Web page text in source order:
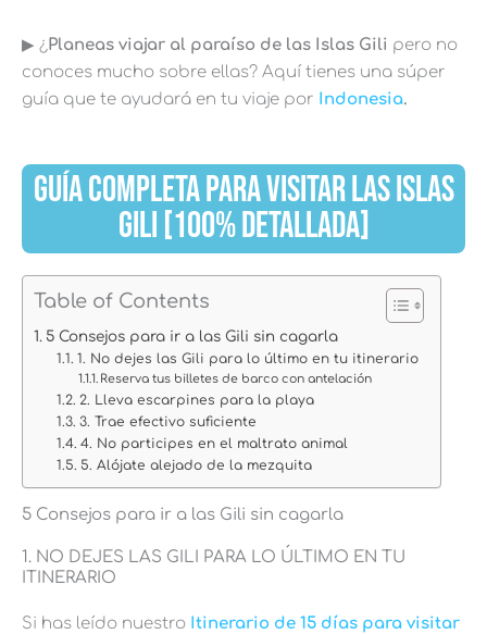
▶︎ ¿Planeas viajar al paraíso de las Islas Gili pero no
conoces mucho sobre ellas? Aquí tienes una súper
guía que te ayudará en tu viaje por Indonesia.
GUÍA COMPLETA PARA VISITAR LAS ISLAS
GILI [100% DETALLADA]
Table of Contents
5 Consejos para ir a las Gili sin cagarla
1. No dejes las Gili para lo último en tu itinerario
Reserva tus billetes de barco con antelación
2. Lleva escarpines para la playa
3. Trae efectivo suficiente
4. No participes en el maltrato animal
5. Alójate alejado de la mezquita
5 Consejos para ir a las Gili sin cagarla
1. NO DEJES LAS GILI PARA LO ÚLTIMO EN TU
ITINERARIO
Si has leído nuestro Itinerario de 15 días para visitar